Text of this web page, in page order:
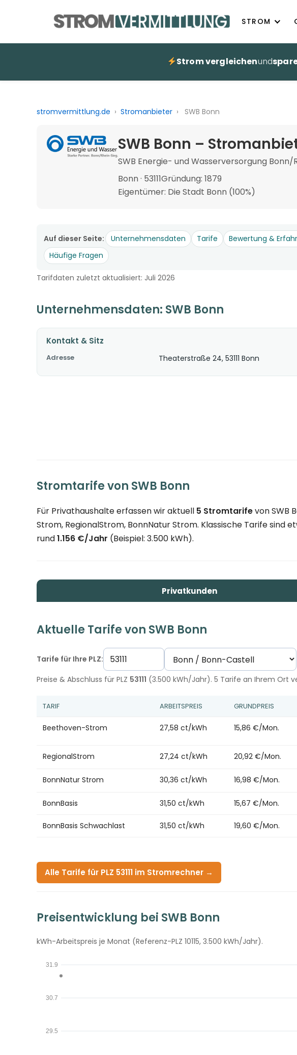
STROM
Strom vergleichenund
stromvermittlung.de › Stromanbieter › SWB Bonn
SWB Bonn –
SWB Energie- und Wasserversorgung Bonn/
Bonn · 53111Gründung: 1879
Eigentümer: Die Stadt Bonn (100%)
Auf dieser Seite: Unternehmensdaten Tarife Bewertung &
Häufige Fragen
Tarifdaten zuletzt aktualisiert: Juli 2026
Unternehmensdaten: SWB Bonn
Kontakt & Sitz
Adresse Theaterstraße 24, 53111 Bonn
Stromtarife von SWB Bonn
Für Privathaushalte erfassen wir aktuell 5 Stromtarifevon SWB
Strom, RegionalStrom, BonnNatur Strom. Klassische Tarife sind
rund1.156 €/Jahr (Beispiel: 3.500 kWh).
Privatkunden
Aktuelle Tarife von SWB Bonn
Tarife für Ihre PLZ:
Preise & Abschluss für PLZ 53111 (3.500 kWh/Jahr). 5 Tarife an Ihrem Ort
TARIF ARBEITSPREIS GRUNDPREIS
Beethoven-Strom 27,58 ct/kWh 15,86 €/Mon.
RegionalStrom 27,24 ct/kWh 20,92 €/Mon.
BonnNatur Strom 30,36 ct/kWh 16,98 €/Mon.
BonnBasis 31,50 ct/kWh 15,67 €/Mon.
BonnBasis Schwachlast 31,50 ct/kWh 19,60 €/Mon.
Alle Tarife für PLZ 53111 im Stromrechner →
Preisentwicklung bei SWB Bonn
kWh-Arbeitspreis je Monat (Referenz-PLZ 10115, 3.500 kWh/Jahr).